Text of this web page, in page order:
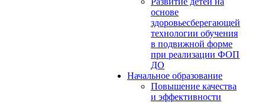
основе
здоровьесберегающей
технологии обучения
в подвижной форме
при реализации ФОП
ДО
Начальное образование
Повышение качества
и эффективности